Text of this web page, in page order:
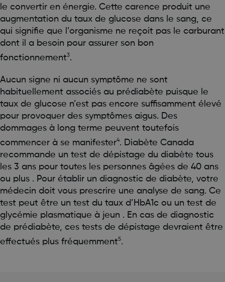
le convertir en énergie. Cette carence produit une
augmentation du taux de glucose dans le sang, ce
qui signifie que l’organisme ne reçoit pas le carburant
dont il a besoin pour assurer son bon
fonctionnement3.
Aucun signe ni aucun symptôme ne sont
habituellement associés au prédiabète puisque le
taux de glucose n’est pas encore suffisamment élevé
pour provoquer des symptômes aigus. Des
dommages à long terme peuvent toutefois
commencer à se manifester4. Diabète Canada
recommande un test de dépistage du diabète tous
les 3 ans pour toutes les personnes âgées de 40 ans
ou plus . Pour établir un diagnostic de diabète, votre
médecin doit vous prescrire une analyse de sang. Ce
test peut être un test du taux d’HbA1c ou un test de
glycémie plasmatique à jeun . En cas de diagnostic
de prédiabète, ces tests de dépistage devraient être
effectués plus fréquemment5.